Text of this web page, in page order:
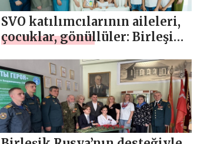
SVO katılımcılarının aileleri,
çocuklar, gönüllüler: Birleşik
yardım etti